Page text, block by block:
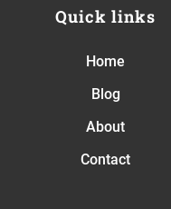
Quick links
Home
Blog
About
Contact